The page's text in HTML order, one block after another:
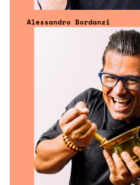
Alessandro Bordanzi